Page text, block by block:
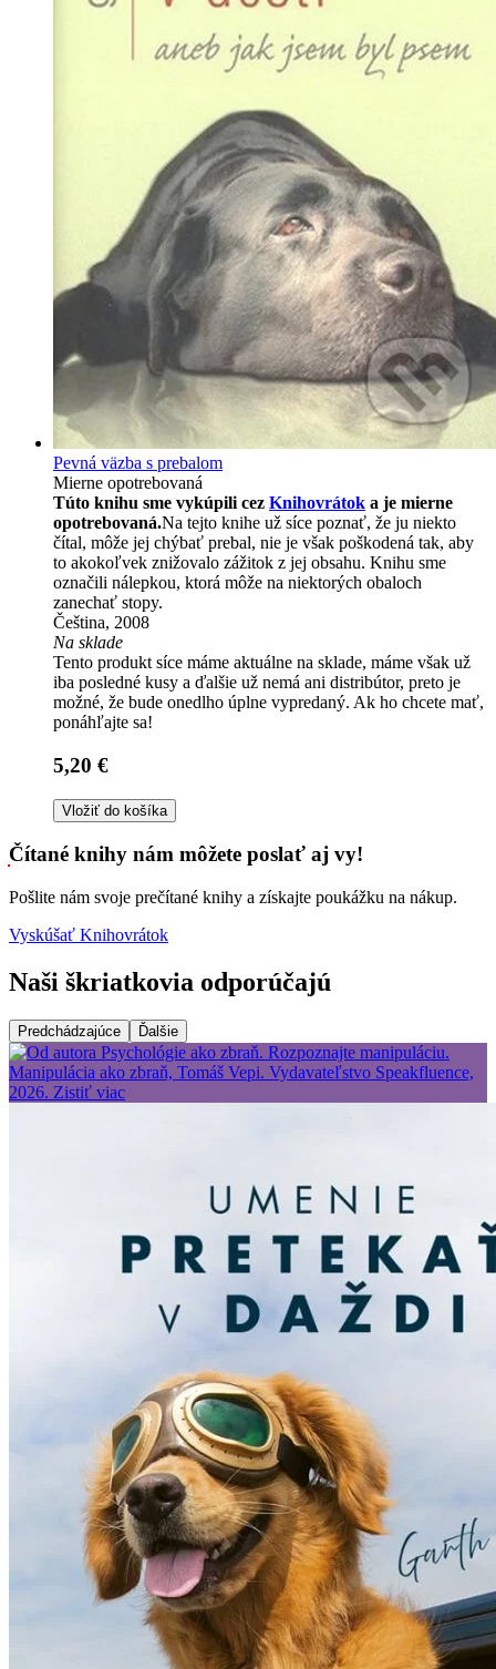
Pevná väzba s prebalom
Mierne opotrebovaná
Túto knihu sme vykúpili cez Knihovrátok a je mierne
opotrebovaná.Na tejto knihe už síce poznať, že ju niekto
čítal, môže jej chýbať prebal, nie je však poškodená tak, aby
to akokoľvek znižovalo zážitok z jej obsahu. Knihu sme
označili nálepkou, ktorá môže na niektorých obaloch
zanechať stopy.
Čeština, 2008
Na sklade
Tento produkt síce máme aktuálne na sklade, máme však už
iba posledné kusy a ďalšie už nemá ani distribútor, preto je
možné, že bude onedlho úplne vypredaný. Ak ho chcete mať,
ponáhľajte sa!
5,20 €
Vložiť do košíka
Čítané knihy nám môžete poslať aj vy!
Pošlite nám svoje prečítané knihy a získajte poukážku na nákup.
Vyskúšať Knihovrátok
Naši škriatkovia odporúčajú
Predchádzajúce Ďalšie